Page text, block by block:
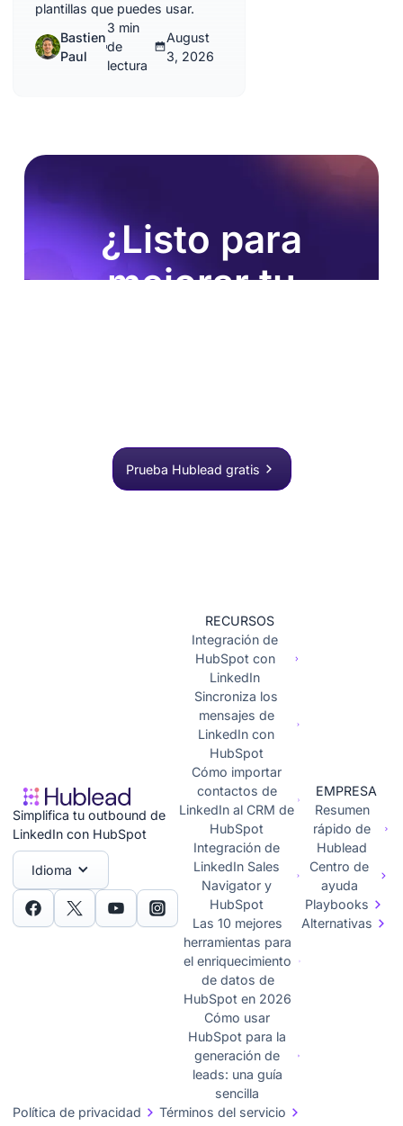
plantillas que puedes usar.
Bastien
Paul
3 min
de
lectura
August
3, 2026
¿Listo para
mejorar tu
Prueba Hublead gratis
Simplifica tu outbound de
LinkedIn con HubSpot
Idioma
RECURSOS
Integración de
HubSpot con
LinkedIn
Sincroniza los
mensajes de
LinkedIn con
HubSpot
Cómo importar
contactos de
LinkedIn al CRM de
HubSpot
Integración de
LinkedIn Sales
Navigator y
HubSpot
Las 10 mejores
herramientas para
el enriquecimiento
de datos de
HubSpot en 2026
Cómo usar
HubSpot para la
generación de
leads: una guía
sencilla
EMPRESA
Resumen
rápido de
Hublead
Centro de
ayuda
Playbooks
Alternativas
Política de privacidad
Términos del servicio